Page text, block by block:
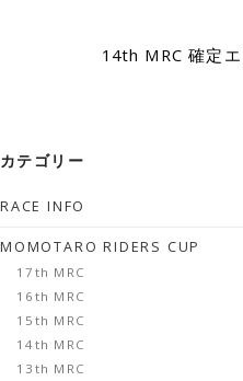
14th MRC 確定
カテゴリー
RACE INFO
MOMOTARO RIDERS CUP
17th MRC
16th MRC
15th MRC
14th MRC
13th MRC